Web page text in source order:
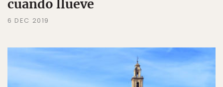
cuando llueve
6 DEC 2019